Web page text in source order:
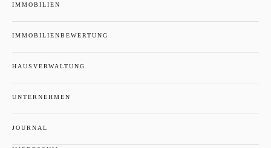
IMMOBILIEN
IMMOBILIENBEWERTUNG
HAUSVERWALTUNG
UNTERNEHMEN
JOURNAL